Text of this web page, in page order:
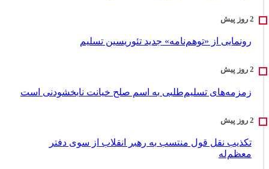
رونمایی از «توهم‌نامه» جدید تئور‌یسین تسلیم
زمزمه‌های تسلیم‌طلبی به اسم صلح خیانت نابخشودنی است
تکذیب نقل قول منتسب به رهبر انقلاب از سوی دفتر
معظم‌له